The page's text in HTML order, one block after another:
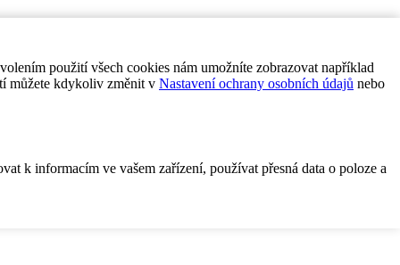
použití všech cookies nám umožníte zobrazovat například
můžete kdykoliv změnit v Nastavení ochrany osobních údajů nebo
k informacím ve vašem zařízení, používat přesná data o poloze a